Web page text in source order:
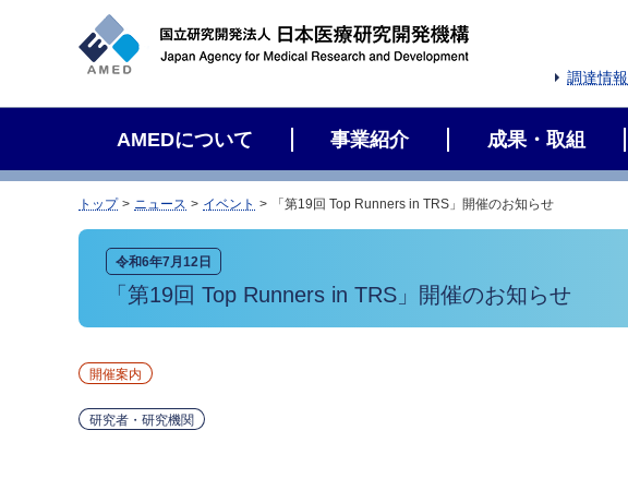
調達情報
AMEDについて 事業紹介 成果・取組
トップ ニュース イベント 「第19回 Top Runners in TRS」開催のお知らせ
令和6年7月12日
「第19回 Top Runners in TRS」開催のお知らせ
開催案内
研究者・研究機関